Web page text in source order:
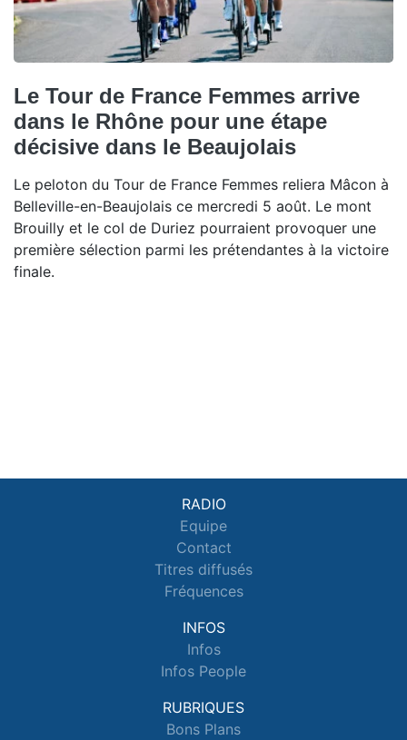
Le Tour de France Femmes arrive
dans le Rhône pour une étape
décisive dans le Beaujolais
Le peloton du Tour de France Femmes reliera Mâcon à
Belleville-en-Beaujolais ce mercredi 5 août. Le mont
Brouilly et le col de Duriez pourraient provoquer une
première sélection parmi les prétendantes à la victoire
finale.
RADIO
Equipe
Contact
Titres diffusés
Fréquences
INFOS
Infos
Infos People
RUBRIQUES
Bons Plans